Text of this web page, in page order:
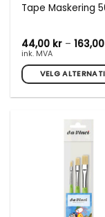
Tape Maskering
44,00 kr – 163,00
ink. MVA
VELG
Alternativene